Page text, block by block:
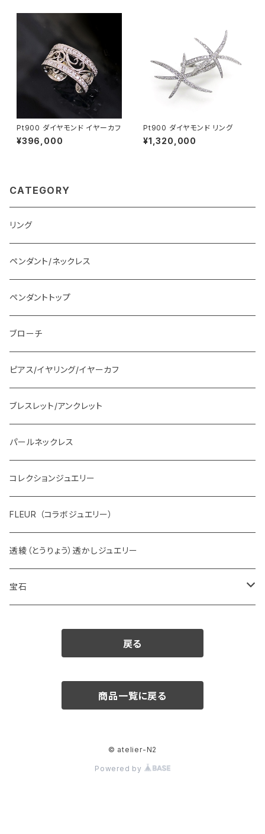
Pt900 ダイヤモンド イヤーカフ
¥396,000
Pt900 ダイヤモンド リング
¥1,320,000
CATEGORY
リング
ペンダント/ネックレス
ペンダントトップ
ブローチ
ピアス/イヤリング/イヤーカフ
ブレスレット/アンクレット
パールネックレス
コレクションジュエリー
FLEUR （コラボジュエリー）
透綾（とうりょう）透かしジュエリー
宝石
カラーストーン
戻る
商品一覧に戻る
© atelier-N2
Powered by